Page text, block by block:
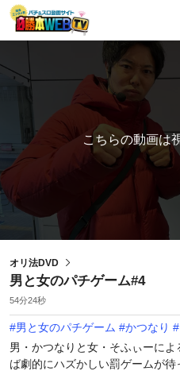
こちらの動画は
オリ法DVD
男と女のパチゲーム#4
54分24秒
#男と女のパチゲーム #かつなり #
男・かつなりと女・そふぃーに
ば劇的にハズかしい罰ゲームが